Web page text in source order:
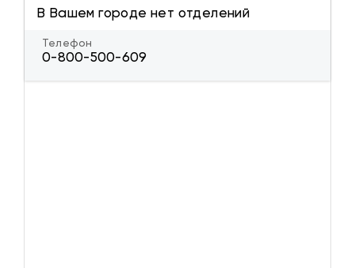
В Вашем городе нет отделений
Телефон
0-800-500-609